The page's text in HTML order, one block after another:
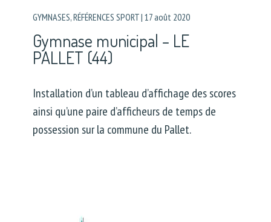
GYMNASES,RÉFÉRENCES SPORT| 17 août 2020
Gymnase municipal – LE
PALLET (44)
Installation d’un tableau d’affichage des scores
ainsi qu’une paire d’afficheurs de temps de
possession sur la commune du Pallet.